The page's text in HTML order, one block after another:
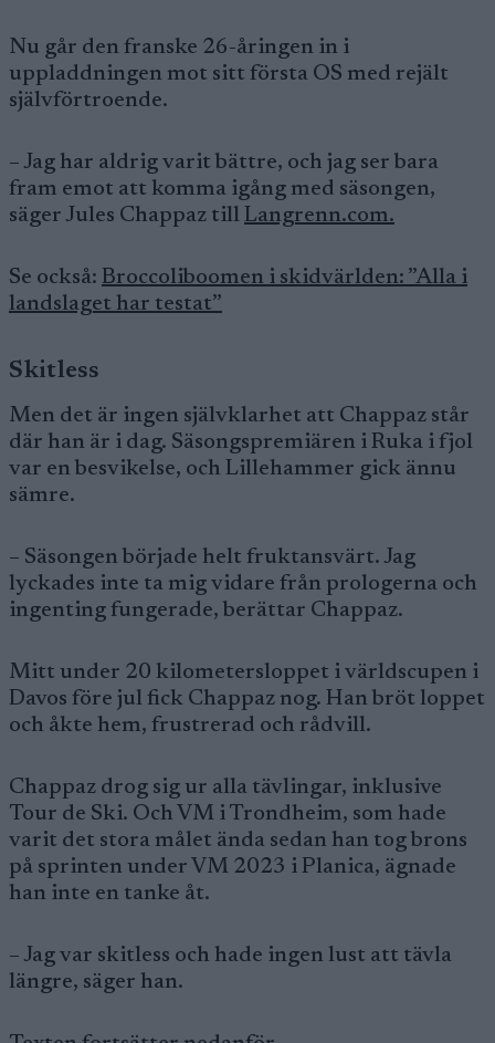
Nu går den franske 26-åringen in i
uppladdningen mot sitt första OS med rejält
självförtroende.
– Jag har aldrig varit bättre, och jag ser bara
fram emot att komma igång med säsongen,
säger Jules Chappaz till Langrenn.com.
Se också: Broccoliboomen i skidvärlden: ”Alla i
landslaget har testat”
Skitless
Men det är ingen självklarhet att Chappaz står
där han är i dag. Säsongspremiären i Ruka i fjol
var en besvikelse, och Lillehammer gick ännu
sämre.
– Säsongen började helt fruktansvärt. Jag
lyckades inte ta mig vidare från prologerna och
ingenting fungerade, berättar Chappaz.
Mitt under 20 kilometersloppet i världscupen i
Davos före jul fick Chappaz nog. Han bröt loppet
och åkte hem, frustrerad och rådvill.
Chappaz drog sig ur alla tävlingar, inklusive
Tour de Ski. Och VM i Trondheim, som hade
varit det stora målet ända sedan han tog brons
på sprinten under VM 2023 i Planica, ägnade
han inte en tanke åt.
– Jag var skitless och hade ingen lust att tävla
längre, säger han.